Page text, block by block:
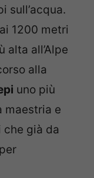
sull’acqua.
1200 metri
all’Alpe
alla
uno più
maestria e
già da